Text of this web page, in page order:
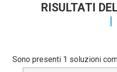
RISULTATI
Sono presenti 1 soluzioni